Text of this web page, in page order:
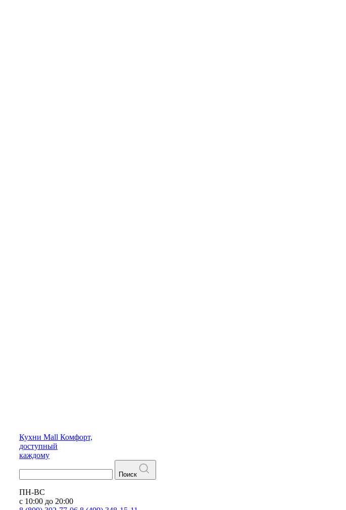
Кухни Mall Комфорт,
доступный
каждому
Поиск
ПН-ВС
с 10:00 до 20:00